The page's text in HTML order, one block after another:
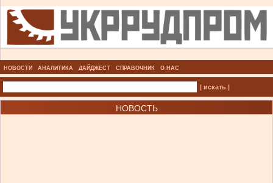
НОВОСТИ АНАЛИТИКА ДАЙДЖЕСТ СПРАВОЧНИК О НАС
| искать |
НОВОСТЬ